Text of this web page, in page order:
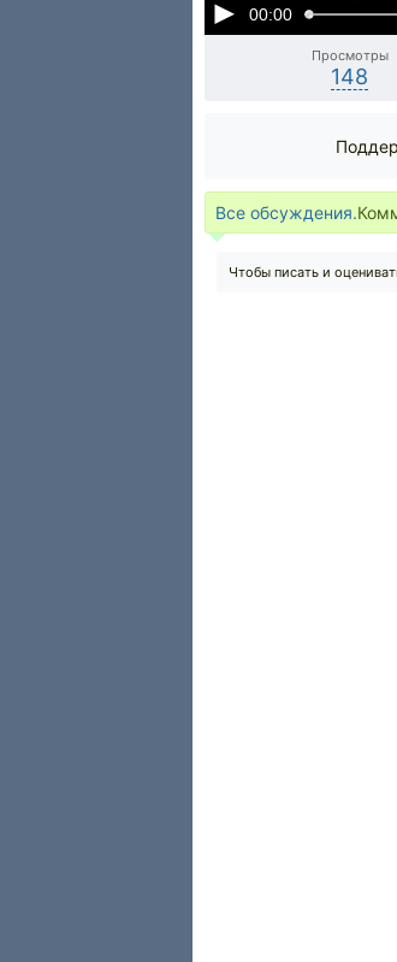
00:00
Просмотры
148
Все обсуждения.
Чтобы писать и